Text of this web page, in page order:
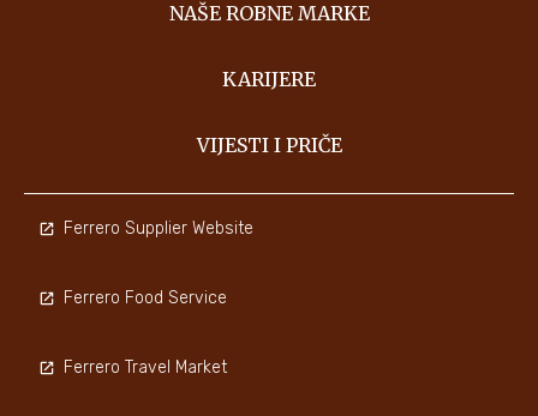
NAŠE ROBNE MARKE
KARIJERE
VIJESTI I PRIČE
Ferrero Supplier Website
Ferrero Food Service
Ferrero Travel Market